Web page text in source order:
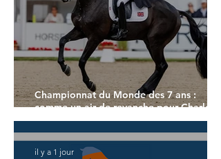
Championnat du Monde des 7 ans :
comme un air de revanche pour Charlotte
Dujardin
il y a 1 jour